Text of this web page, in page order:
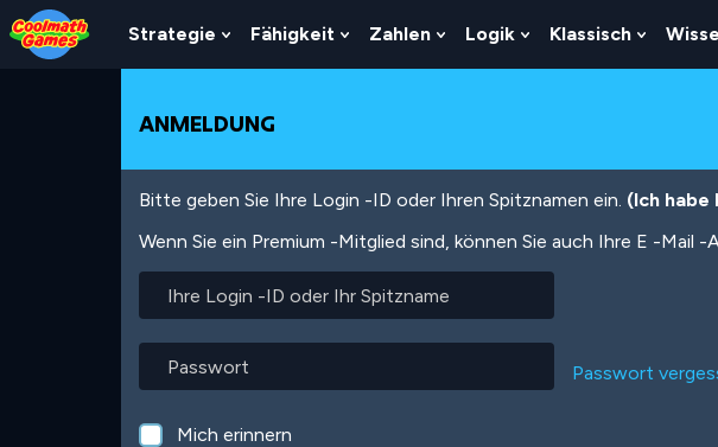
Skip
to
Top
Skip
to
Navigation
Skip
to
Main
Skip
to
Footer
Direkt
zum
Inhalt
Strategie
Show
Submenu
Strategie
Fähigkeit
Show
Submenu
Zahlen
Show
Submenu
Logik
Show
Submenu
Klassisch
Show
ANMELDUNG
Bitte geben Sie Ihre Login -ID oder Ihren Spitznamen ein. (Ich habe
Wenn Sie ein Premium -Mitglied sind, können Sie auch Ihre E -Mail -
Login
ID
oder
Ihr
Spitzname
Passwort
Mich erinnern